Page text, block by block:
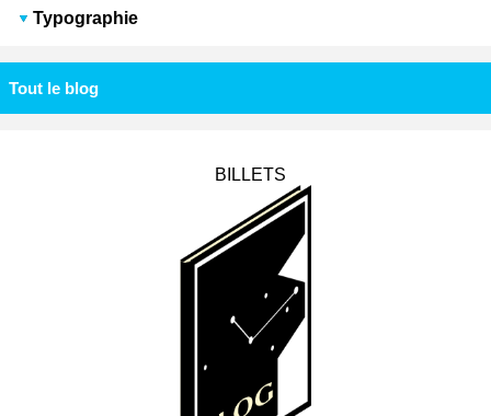
Typographie
Tout le blog
BILLETS